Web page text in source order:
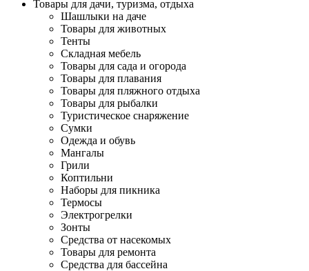
Товары для дачи, туризма, отдыха
Шашлыки на даче
Товары для животных
Тенты
Складная мебель
Товары для сада и огорода
Товары для плавания
Товары для пляжного отдыха
Товары для рыбалки
Туристическое снаряжение
Сумки
Одежда и обувь
Мангалы
Грили
Коптильни
Наборы для пикника
Термосы
Электрогрелки
Зонты
Средства от насекомых
Товары для ремонта
Средства для бассейна